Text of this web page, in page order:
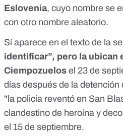
Eslovenia, cuyo nombre se
con otro nombre aleatorio.
Sí aparece en el texto de la
identificar”, pero la ubican
Ciempozuelos el 23 de
días después de la
"la policía reventó en San
clandestino de heroína y
el 15 de septiembre.